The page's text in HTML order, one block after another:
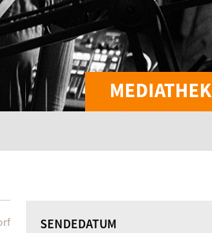
MEDIATHEK
SENDEDATUM